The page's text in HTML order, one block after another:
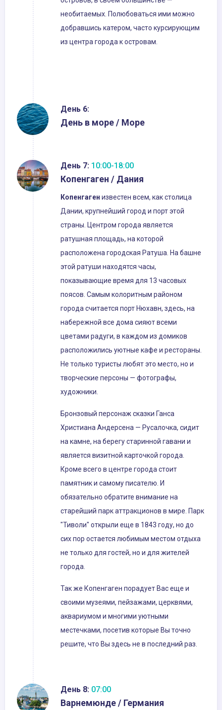
необитаемых. Полюбоваться ими можно
добравшись катером, часто курсирующим
из центра города к островам.
День 6:
День в море / Море
День 7: 10:00-18:00
Копенгаген / Дания
Копенгаген известен всем, как столица
Дании, крупнейший город и порт этой
страны. Центром города является
ратушная площадь, на которой
расположена городская Ратуша. На башне
этой ратуши находятся часы,
показывающие время для 13 часовых
поясов. Самым колоритным районом
города считается порт Нюхавн, здесь, на
набережной все дома сияют всеми
цветами радуги, в каждом из домиков
расположились уютные кафе и рестораны.
Не только туристы любят это место, но и
творческие персоны — фотографы,
художники.
Бронзовый персонаж сказки Ганса
Христиана Андерсена — Русалочка, сидит
на камне, на берегу старинной гавани и
является визитной карточкой города.
Кроме всего в центре города стоит
памятник и самому писателю. И
обязательно обратите внимание на
старейший парк аттракционов в мире. Парк
"Тиволи" открыли еще в 1843 году, но до
сих пор остается любимым местом отдыха
не только для гостей, но и для жителей
города.
Так же Копенгаген порадует Вас еще и
своими музеями, пейзажами, церквями,
аквариумом и многими уютными
местечками, посетив которые Вы точно
решите, что Вы здесь не в последний раз.
День 8: 07:00
Варнемюнде / Германия